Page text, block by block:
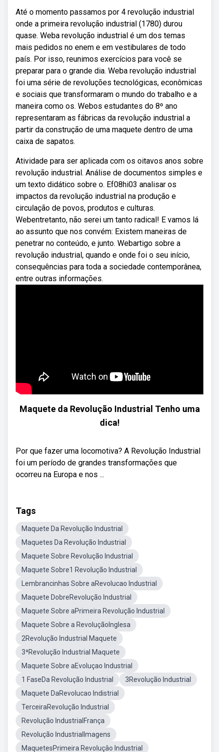
Até o momento passamos por 4 revolução industrial
onde a primeira revolução industrial (1780) durou
quase. Weba revolução industrial é um dos temas
mais pedidos no enem e em vestibulares de todo
país. Por isso, reunimos exercícios para você se
preparar para o grande dia. Weba revolução industrial
foi uma série de revoluções tecnológicas, econômicas
e sociais que transformaram o mundo do trabalho e a
maneira como os. Webos estudantes do 8º ano
representaram as fábricas da revolução industrial a
partir da construção de uma maquete dentro de uma
caixa de sapatos.
Atividade para ser aplicada com os oitavos anos sobre
revolução industrial. Análise de documentos simples e
um texto didático sobre o. Ef08hi03 analisar os
impactos da revolução industrial na produção e
circulação de povos, produtos e culturas.
Webentretanto, não serei um tanto radical! E vamos lá
ao assunto que nos convém: Existem maneiras de
penetrar no conteúdo, e junto. Webartigo sobre a
revolução industrial, quando e onde foi o seu início,
consequências para toda a sociedade contemporânea,
entre outras informações.
Maquete da Revolução Industrial Tenho uma
dica!
Por que fazer uma locomotiva? A Revolução Industrial
foi um período de grandes transformações que
ocorreu na Europa e nos ...
Tags
Maquete Da Revolução Industrial
Maquetes Da Revolução Industrial
Maquete Sobre Revolução Industrial
Maquete Sobre1 Revolução Industrial
Lembrancinhas Sobre aRevolucao Industrial
Maquete DobreRevolução Industrial
Maquete Sobre aPrimeira Revolução Industrial
Maquete Sobre a RevoluçãoInglesa
2Revolução Industrial Maquete
3ªRevolução Industrial Maquete
Maquete Sobre aEvoluçao Industrial
1 FaseDa Revolução Industrial
3Revolução Industrial
Maquete DaRevolucao Indistrial
TerceiraRevolução Industrial
Revolução IndustrialFrança
Revolução IndustrialImagens
MaquetesPrimeira Revoluçâo Industrial